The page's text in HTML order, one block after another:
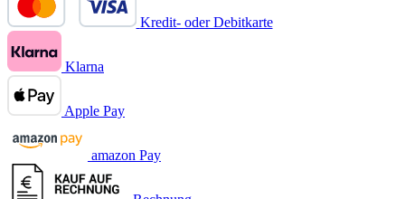
Kredit- oder Debitkarte
Klarna
Apple Pay
amazon Pay